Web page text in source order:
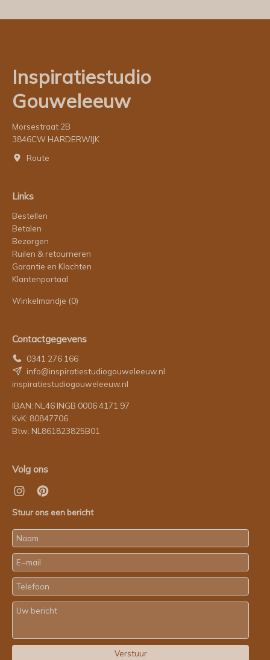
Inspiratiestudio
Gouweleeuw
Morsestraat 2B
3846CW HARDERWIJK
Route
Links
Bestellen
Betalen
Bezorgen
Ruilen & retourneren
Garantie en Klachten
Klantenportaal
Winkelmandje (0)
Contactgegevens
0341 276 166
info@inspiratiestudiogouweleeuw.nl
inspiratiestudiogouweleeuw.nl
IBAN: NL46 INGB 0006 4171 97
KvK: 80847706
Btw: NL861823825B01
Volg ons
Stuur ons een bericht